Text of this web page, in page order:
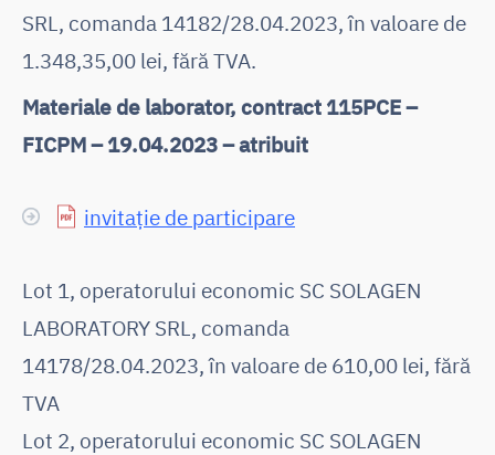
SRL, comanda 14182/28.04.2023, în valoare de
1.348,35,00 lei, fără TVA.
Materiale de laborator, contract 115PCE –
FICPM – 19.04.2023 – atribuit
invitație de participare
Lot 1, operatorului economic SC SOLAGEN
LABORATORY SRL, comanda
14178/28.04.2023, în valoare de 610,00 lei, fără
TVA
Lot 2, operatorului economic SC SOLAGEN